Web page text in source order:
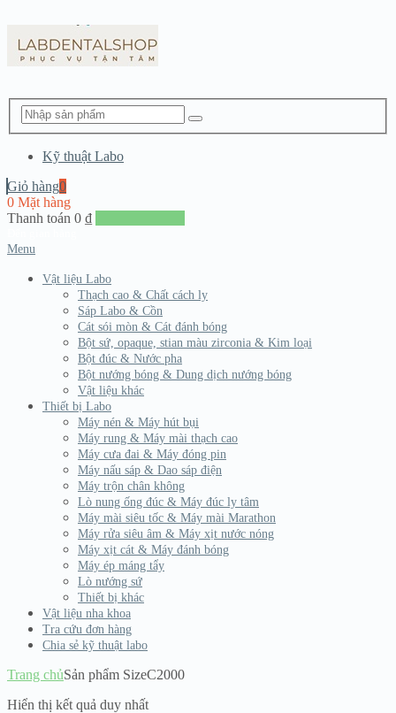
Kỹ thuật Labo
Giỏ hàng0
0 Mặt hàng
Thanh toán 0 ₫
Menu
Vật liệu Labo
Thạch cao & Chất cách ly
Sáp Labo & Cồn
Cát sói mòn & Cát đánh bóng
Bột sứ, opaque, stian màu zirconia & Kim loại
Bột đúc & Nước pha
Bột nướng bóng & Dung dịch nướng bóng
Vật liệu khác
Thiết bị Labo
Máy nén & Máy hút bụi
Máy rung & Máy mài thạch cao
Máy cưa đai & Máy đóng pin
Máy nấu sáp & Dao sáp điện
Máy trộn chân không
Lò nung ống đúc & Máy đúc ly tâm
Máy mài siêu tốc & Máy mài Marathon
Máy rửa siêu âm & Máy xịt nước nóng
Máy xịt cát & Máy đánh bóng
Máy ép máng tẩy
Lò nướng sứ
Thiết bị khác
Vật liệu nha khoa
Tra cứu đơn hàng
Chia sẻ kỹ thuật labo
Trang chủSản phẩm SizeC2000
Hiển thị kết quả duy nhất